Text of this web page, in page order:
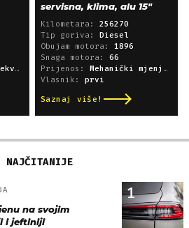
servisna, klima, alu 15"
Kilometara: 256270
Tip goriva: Diesel
Obujam motora: 1896
Snaga motora: 66
Prijenos: Mehanički mjenjač
Vlasnik: prvi
Saznaj više!
NAJČITANIJE
1
na svojim
i jeftiniji